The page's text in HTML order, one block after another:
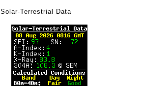
Solar-Terrestrial Data